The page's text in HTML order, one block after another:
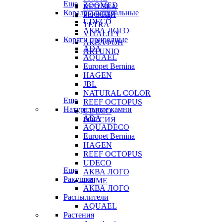
RED SEA
Sochting
TETRA
VITALITY
АКВАФОН
ARTUNIQ
ZOOMED
РОССИЯ
Еще
Кораллы натуральные
UDECO
АКВА ЛОГО
Коряги природные
ADA
AQUAEL
Europet Bernina
HAGEN
JBL
NATURAL COLOR
REEF OCTOPUS
UDECO
РОССИЯ
Еще
Натуральные камни
ADA
AQUADECO
Europet Bernina
HAGEN
REEF OCTOPUS
UDECO
АКВА ЛОГО
PRIME
Еще
Ракушки
АКВА ЛОГО
Распылители
AQUAEL
Растения